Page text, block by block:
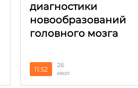
диагностики
новообразований
головного мозга
11:52
26
июл